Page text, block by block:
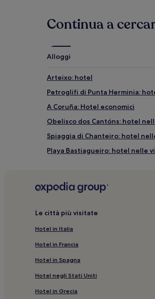
Plaza de Lugo
Teatro Colón
Come arrivare in zona
Voli per arrivare in zona
Aeroporto di A Coruña (LCG),
Continua a
Alloggi
Arteixo: hotel
Petroglifi di Punta Herminia:
A Coruña: Hotel economici
Obelisco dos Cantóns: hotel
Spiaggia di Chanteiro: hotel
Playa Bastiagueiro: hotel nelle
O Temple: hotel
Spiaggia di Arnela: hotel nelle
Stadio Riazor: hotel nelle
Stazione di A Coruña: hotel
Municipio di La Coruna: hotel
Spiaggia delle Lapas: hotel
Cupola Dome Atlantic: hotel
Le città più visitate
Hotel in Italia
Hotel in Francia
Hotel in Spagna
Hotel negli Stati Uniti
Hotel in Grecia